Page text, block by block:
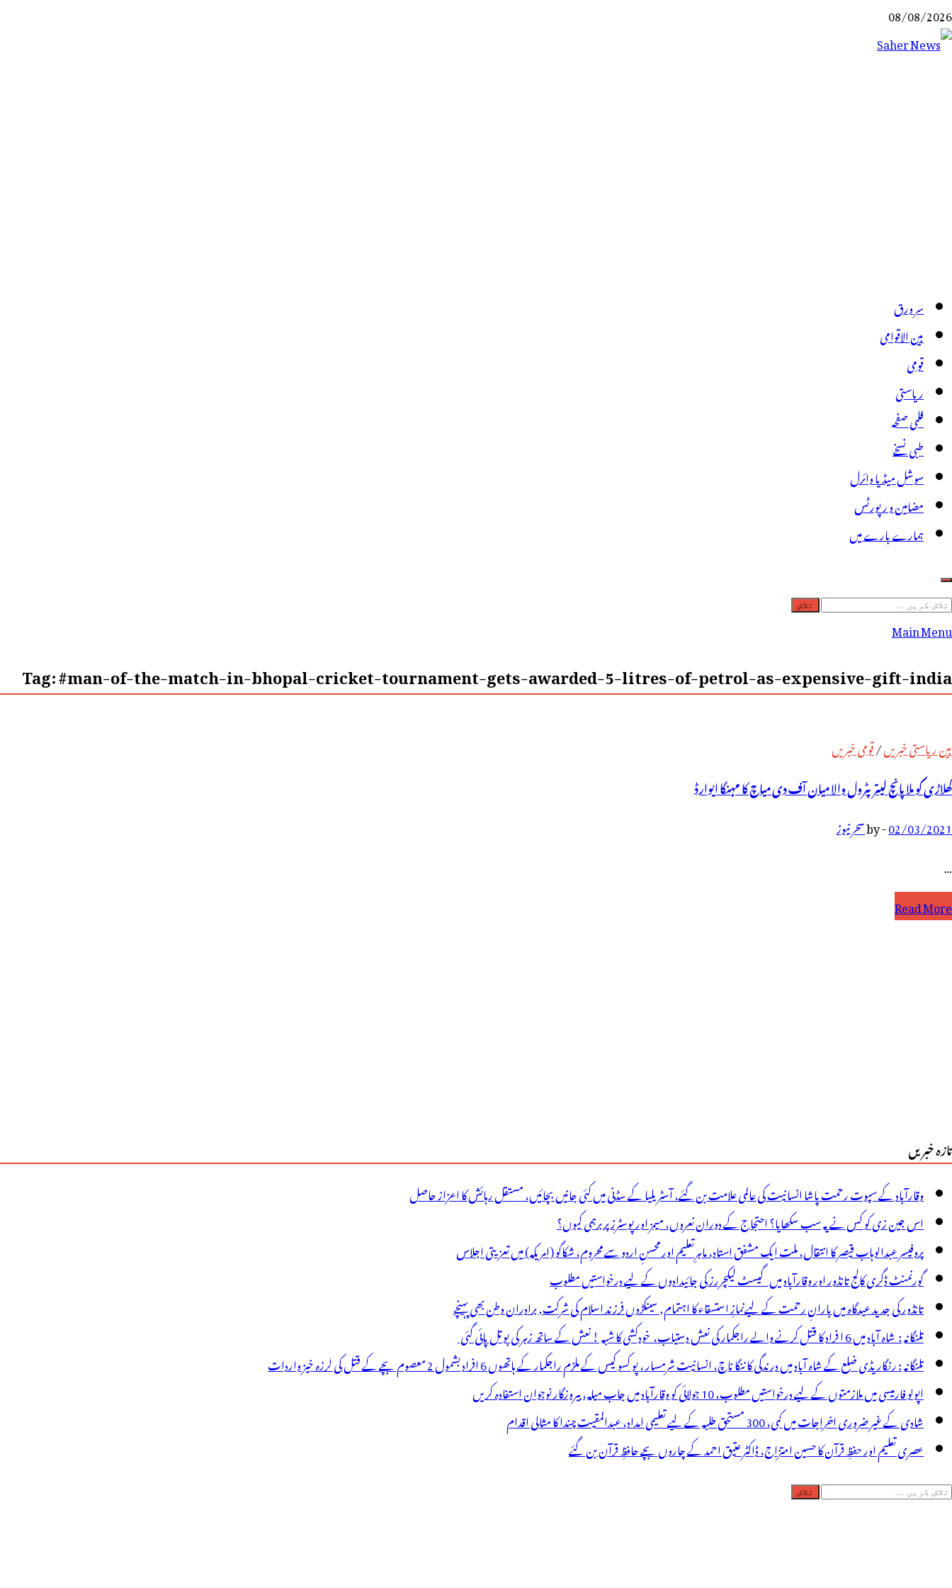
Skip
to
08/08/2026
سر ورق
بین الاقوامی
قومی
ریاستی
فلمی صفحہ
طبی نسخے
سوشل میڈیا وائرل
مضامین و رپورٹس
ہمارے بارے میں
تلاش
کریں
Main Menu
Tag:#man-of-the-match-in-bhopal-cricket-tournament-gets-awarded-5-litres-of-petrol-as-expensive-gift-india
بین ریاستی خبریں/قومی خبریں
کھلاڑی کو ملا پانچ لیتر پٹرول والا میان آف دی میاچ کا مہنگا ایوارڈ
02/03/2021
-
byسحر نیوز
…
کھلاڑی
دی
میاچ
مہنگا
ایوارڈ
Read More
تازہ خبریں
وقارآباد کے سپوت رحمت پاشا انسانیت کی عالمی علامت بن گئے، آسٹریلیا کے سڈنی میں کئی جانیں بچائیں، مستقل رہائش کا اعزاز حاصل
اس جین زی کو کس نے یہ سب سکھایا؟ احتجاج کے دوران نعروں، میمز اور پوسٹرز پر برہمی کیوں؟
پروفیسر عبدالوہاب قیصر کا انتقال، ملت ایک مشفق استاد، ماہرِتعلیم اور محسنِ اردو سے محروم، شکاگو (امریکہ) میں تعزیتی اجلاس
گورنمنٹ ڈگری کالج تانڈور اور وقارآباد میں گیسٹ لیکچررز کی جائیدادوں کے لیے درخواستیں مطلوب
تانڈور کی جدید عیدگاہ میں بارانِ رحمت کے لیےنمازِ استسقاء کا اہتمام, سینکڑوں فرزند اسلام کی شرکت, برادران وطن بھی پہنچے
تلنگانہ : شاہ آباد میں 6 ا فراد کا قتل کرنے والے راجکمار کی نعش دستیاب، خودکشی کا شبہ ! نعش کے ساتھ زہر کی بوتل پائی گئی
تلنگانہ : رنگاریڈی ضلع کے شاہ آباد میں درندگی کا ننگا ناچ، انسانیت شرمسار ، پو کسو کیس کے ملزم راجکمار کے ہاتھوں 6 افراد بشمول 2 معصوم بچے کے قتل کی لرزہ خیز واردات
اپولو فارمیسی میں ملازمتوں کے لیے درخواستیں مطلوب، 10 جولائی کو وقارآباد میں جاب میلہ، بیروزگار نوجوان استفادہ کریں
شادی کے غیر ضروری اخراجات میں کمی، 300 مستحق طلبہ کے لیے تعلیمی امداد، عبدالمقیت چندا کا مثالی اقدام
عصری تعلیم اور حفظِ قرآن کا حسین امتزاج، ڈاکٹر عتیق احمد کے چاروں بچے حافظِ قرآن بن گئے
تلاش